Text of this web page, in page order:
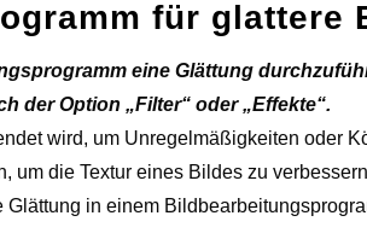
für glattere
eine Glättung
der Option „Filter“ oder „Effekte“.
wird, um Unregelmäßigkeiten oder
um die Textur eines Bildes zu
in einem